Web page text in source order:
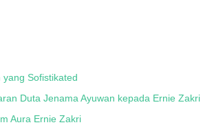
Sofistikated
Duta Jenama Ayuwan kepada Ernie Zakri
Aura Ernie Zakri